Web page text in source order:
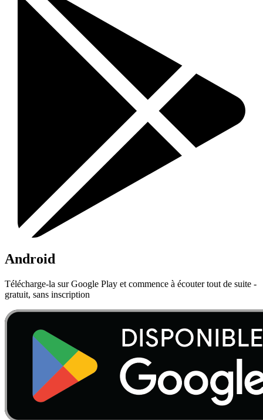
Android
Télécharge-la sur Google Play et commence à écouter tout de suite -
gratuit, sans inscription